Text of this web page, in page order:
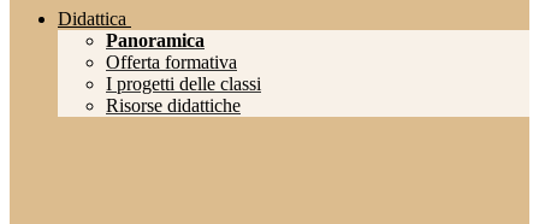
Didattica
Panoramica
Offerta formativa
I progetti delle classi
Risorse didattiche